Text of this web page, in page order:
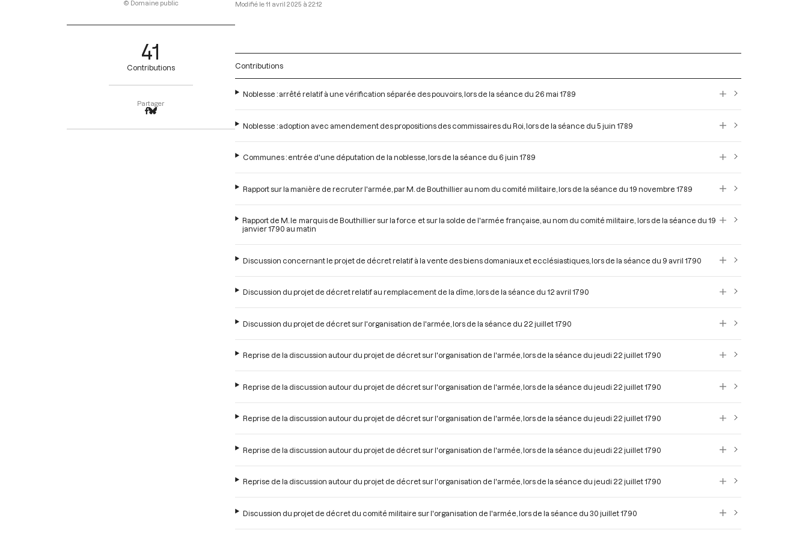
© Domaine public
41
Contributions
Partager
11 avril 2025 à 22:12
Contributions
Noblesse : arrêté relatif à une vérification séparée des pouvoirs, lors de la séance du 26 mai 1789
Noblesse : adoption avec amendement des propositions des commissaires du Roi, lors de la séance du 5 juin 1789
Communes : entrée d'une députation de la noblesse, lors de la séance du 6 juin 1789
Rapport sur la manière de recruter l'armée, par M. de Bouthillier au nom du comité militaire, lors de la séance du 19 novembre 1789
Rapport de M. le marquis de Bouthillier sur la force et sur la solde de l'armée française, au nom du comité militaire, lors de la séance du 19
janvier 1790 au matin
Discussion concernant le projet de décret relatif à la vente des biens domaniaux et ecclésiastiques, lors de la séance du 9 avril 1790
Discussion du projet de décret relatif au remplacement de la dîme, lors de la séance du 12 avril 1790
Discussion du projet de décret sur l'organisation de l'armée, lors de la séance du 22 juillet 1790
Reprise de la discussion autour du projet de décret sur l'organisation de l'armée, lors de la séance du jeudi 22 juillet 1790
Reprise de la discussion autour du projet de décret sur l'organisation de l'armée, lors de la séance du jeudi 22 juillet 1790
Reprise de la discussion autour du projet de décret sur l'organisation de l'armée, lors de la séance du jeudi 22 juillet 1790
Reprise de la discussion autour du projet de décret sur l'organisation de l'armée, lors de la séance du jeudi 22 juillet 1790
Reprise de la discussion autour du projet de décret sur l'organisation de l'armée, lors de la séance du jeudi 22 juillet 1790
Discussion du projet de décret du comité militaire sur l'organisation de l'armée, lors de la séance du 30 juillet 1790